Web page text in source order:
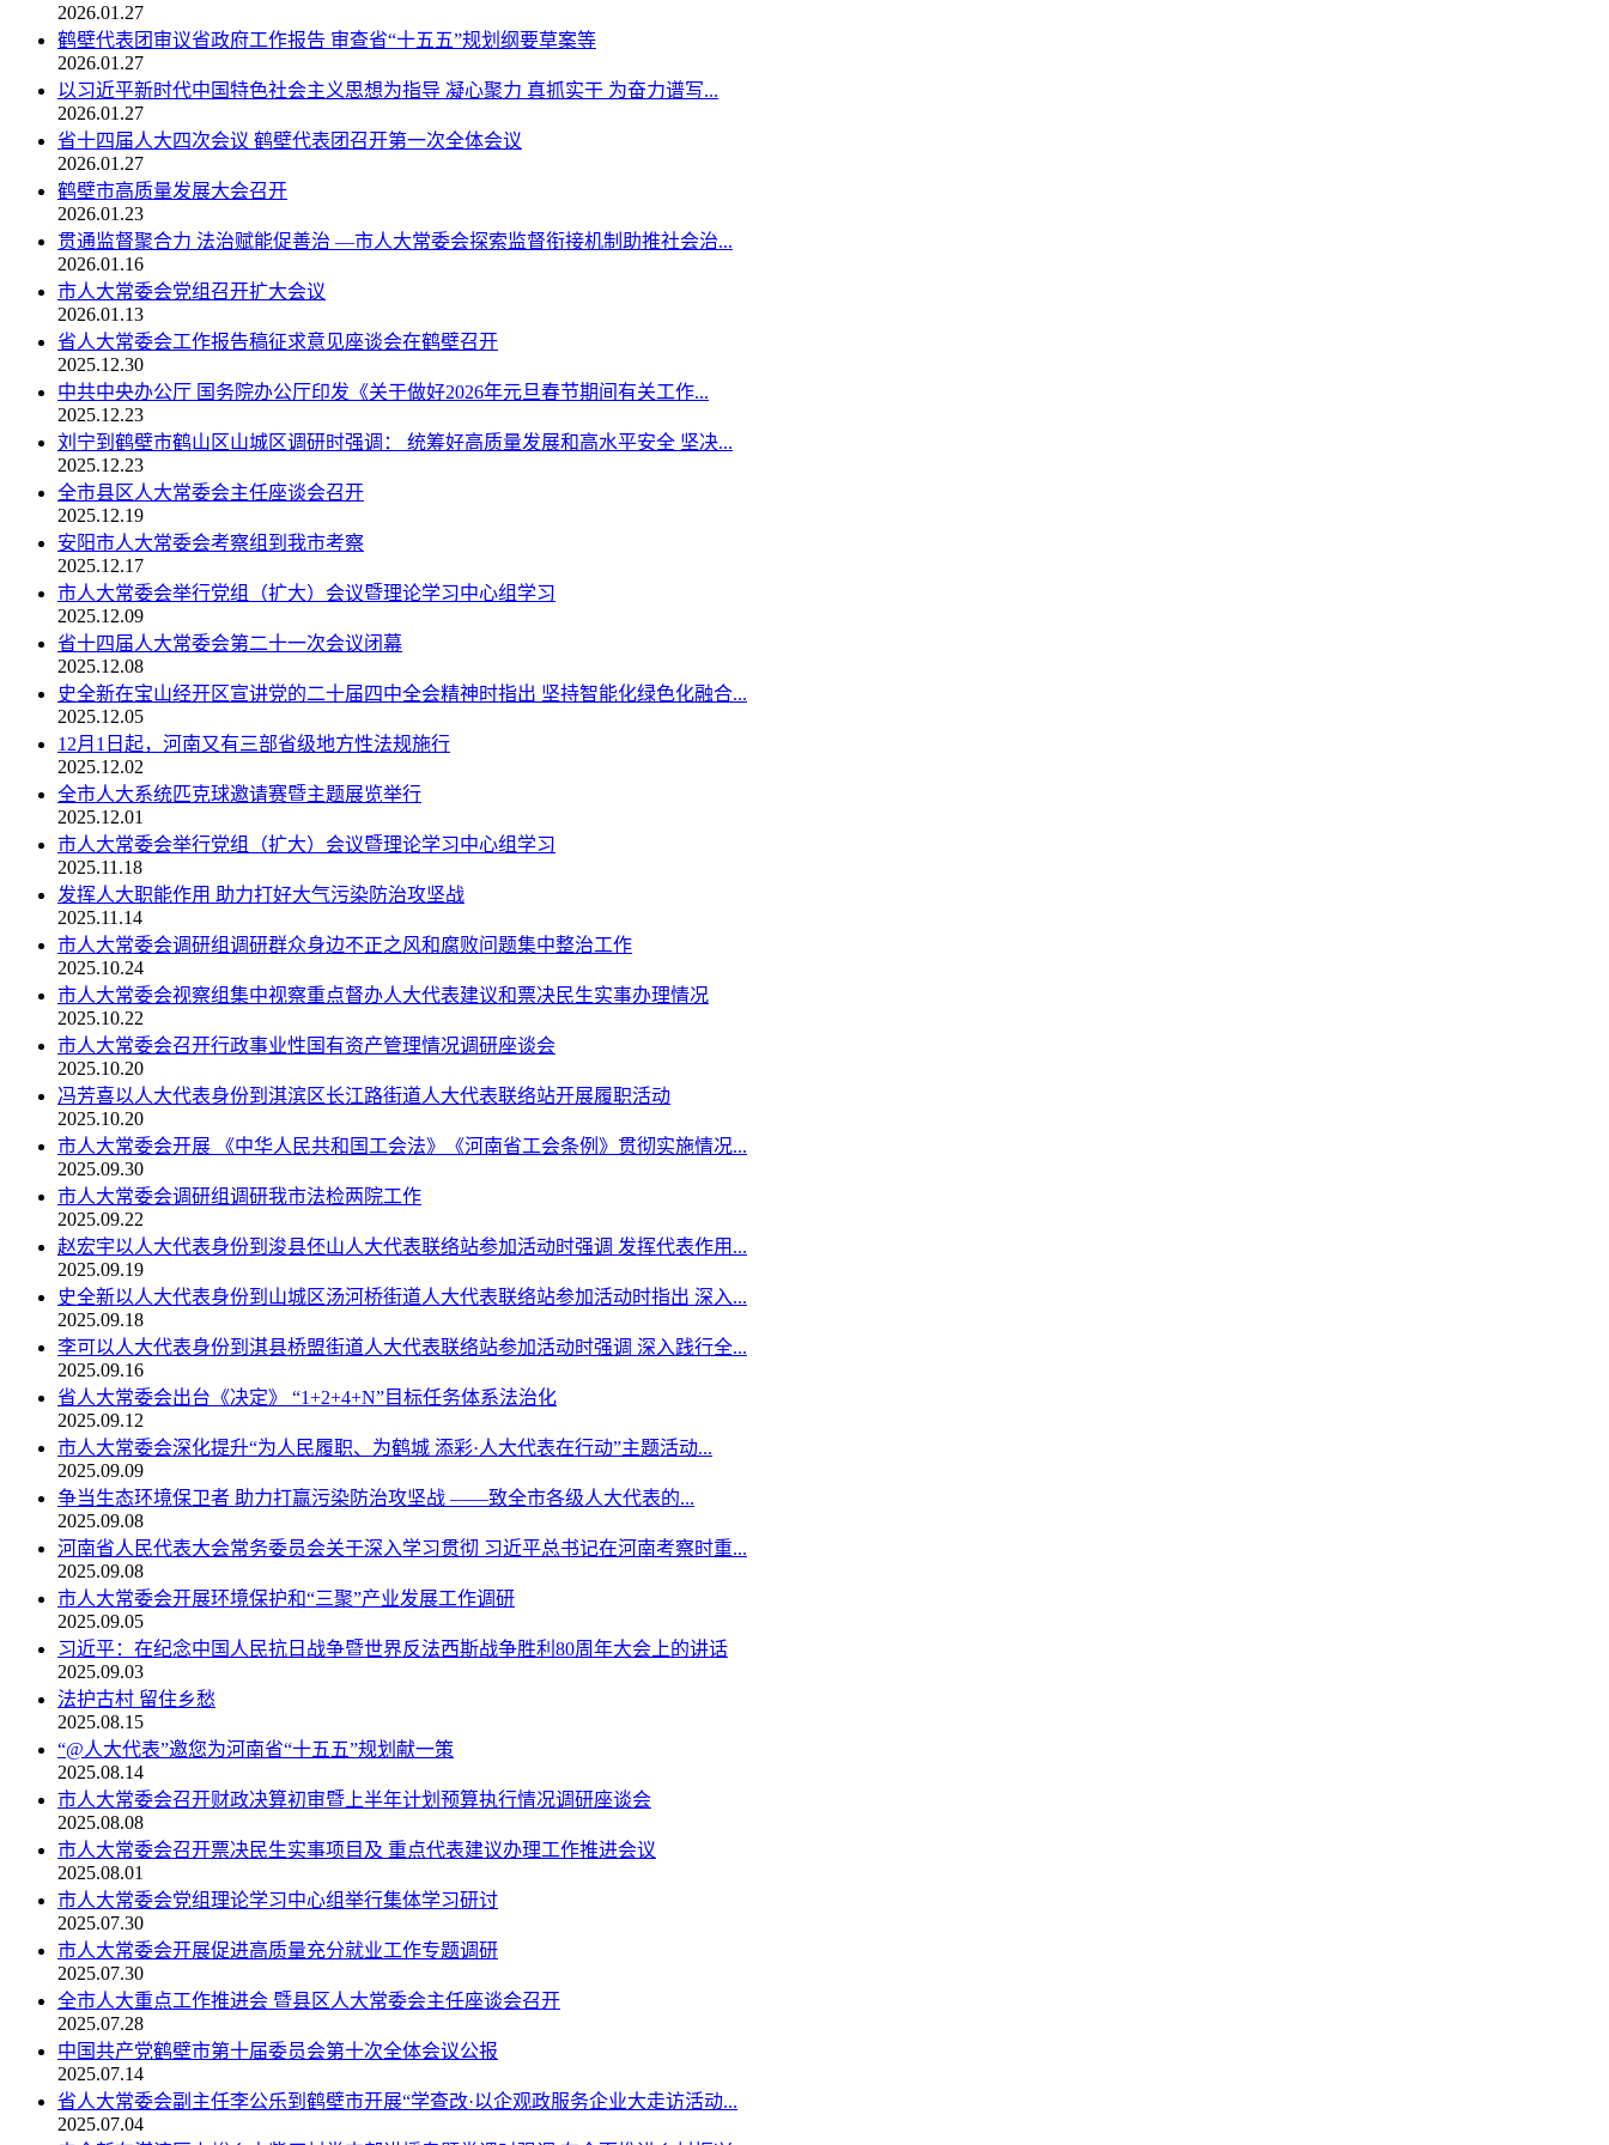
2026.01.27
鹤壁代表团审议省政府工作报告 审查省“十五五”规划纲要草案等
2026.01.27
以习近平新时代中国特色社会主义思想为指导 凝心聚力 真抓实干 为奋力谱写...
2026.01.27
省十四届人大四次会议 鹤壁代表团召开第一次全体会议
2026.01.27
鹤壁市高质量发展大会召开
2026.01.23
贯通监督聚合力 法治赋能促善治 —市人大常委会探索监督衔接机制助推社会治...
2026.01.16
市人大常委会党组召开扩大会议
2026.01.13
省人大常委会工作报告稿征求意见座谈会在鹤壁召开
2025.12.30
中共中央办公厅 国务院办公厅印发《关于做好2026年元旦春节期间有关工作...
2025.12.23
刘宁到鹤壁市鹤山区山城区调研时强调： 统筹好高质量发展和高水平安全 坚决...
2025.12.23
全市县区人大常委会主任座谈会召开
2025.12.19
安阳市人大常委会考察组到我市考察
2025.12.17
市人大常委会举行党组（扩大）会议暨理论学习中心组学习
2025.12.09
省十四届人大常委会第二十一次会议闭幕
2025.12.08
史全新在宝山经开区宣讲党的二十届四中全会精神时指出 坚持智能化绿色化融合...
2025.12.05
12月1日起，河南又有三部省级地方性法规施行
2025.12.02
全市人大系统匹克球邀请赛暨主题展览举行
2025.12.01
市人大常委会举行党组（扩大）会议暨理论学习中心组学习
2025.11.18
发挥人大职能作用 助力打好大气污染防治攻坚战
2025.11.14
市人大常委会调研组调研群众身边不正之风和腐败问题集中整治工作
2025.10.24
市人大常委会视察组集中视察重点督办人大代表建议和票决民生实事办理情况
2025.10.22
市人大常委会召开行政事业性国有资产管理情况调研座谈会
2025.10.20
冯芳喜以人大代表身份到淇滨区长江路街道人大代表联络站开展履职活动
2025.10.20
市人大常委会开展 《中华人民共和国工会法》《河南省工会条例》贯彻实施情况...
2025.09.30
市人大常委会调研组调研我市法检两院工作
2025.09.22
赵宏宇以人大代表身份到浚县伾山人大代表联络站参加活动时强调 发挥代表作用...
2025.09.19
史全新以人大代表身份到山城区汤河桥街道人大代表联络站参加活动时指出 深入...
2025.09.18
李可以人大代表身份到淇县桥盟街道人大代表联络站参加活动时强调 深入践行全...
2025.09.16
省人大常委会出台《决定》 “1+2+4+N”目标任务体系法治化
2025.09.12
市人大常委会深化提升“为人民履职、为鹤城 添彩·人大代表在行动”主题活动...
2025.09.09
争当生态环境保卫者 助力打赢污染防治攻坚战 ——致全市各级人大代表的...
2025.09.08
河南省人民代表大会常务委员会关于深入学习贯彻 习近平总书记在河南考察时重...
2025.09.08
市人大常委会开展环境保护和“三聚”产业发展工作调研
2025.09.05
习近平：在纪念中国人民抗日战争暨世界反法西斯战争胜利80周年大会上的讲话
2025.09.03
法护古村 留住乡愁
2025.08.15
“@人大代表”邀您为河南省“十五五”规划献一策
2025.08.14
市人大常委会召开财政决算初审暨上半年计划预算执行情况调研座谈会
2025.08.08
市人大常委会召开票决民生实事项目及 重点代表建议办理工作推进会议
2025.08.01
市人大常委会党组理论学习中心组举行集体学习研讨
2025.07.30
市人大常委会开展促进高质量充分就业工作专题调研
2025.07.30
全市人大重点工作推进会 暨县区人大常委会主任座谈会召开
2025.07.28
中国共产党鹤壁市第十届委员会第十次全体会议公报
2025.07.14
省人大常委会副主任李公乐到鹤壁市开展“学查改·以企观政服务企业大走访活动...
2025.07.04